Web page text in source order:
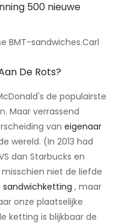
BMT-sandwiches.​Carl
De Rots?
de populairste
Maar verrassend
van eigenaar
wereld. (In 2013 had
dan Starbucks en
niet de liefde
, maar
onze plaatselijke
ketting is blijkbaar de